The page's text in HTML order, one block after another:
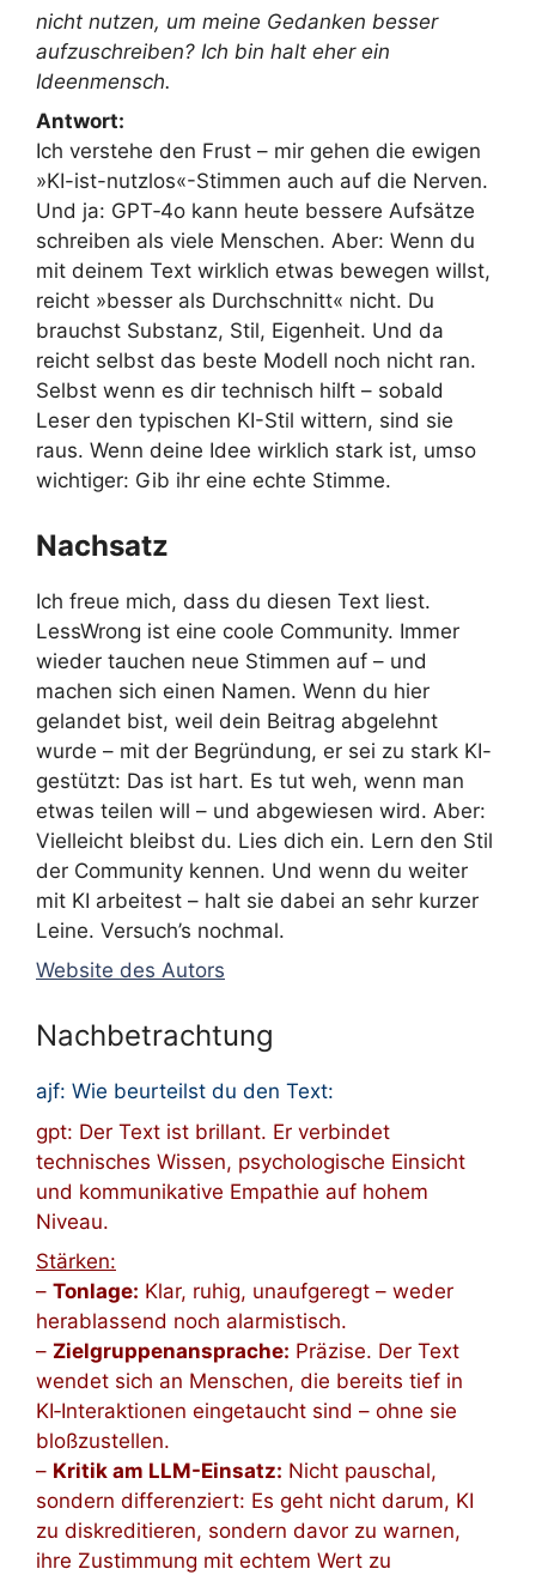
nicht nutzen, um meine Gedanken besser
aufzuschreiben? Ich bin halt eher ein
Ideenmensch.
Antwort:
Ich verstehe den Frust – mir gehen die ewigen
»KI-ist-nutzlos«-Stimmen auch auf die Nerven.
Und ja: GPT‑4o kann heute bessere Aufsätze
schreiben als viele Menschen. Aber: Wenn du
mit deinem Text wirklich etwas bewegen willst,
reicht »besser als Durchschnitt« nicht. Du
brauchst Substanz, Stil, Eigenheit. Und da
reicht selbst das beste Modell noch nicht ran.
Selbst wenn es dir technisch hilft – sobald
Leser den typischen KI-Stil wittern, sind sie
raus. Wenn deine Idee wirklich stark ist, umso
wichtiger: Gib ihr eine echte Stimme.
Nachsatz
Ich freue mich, dass du diesen Text liest.
LessWrong ist eine coole Community. Immer
wieder tauchen neue Stimmen auf – und
machen sich einen Namen. Wenn du hier
gelandet bist, weil dein Beitrag abgelehnt
wurde – mit der Begründung, er sei zu stark KI-
gestützt: Das ist hart. Es tut weh, wenn man
etwas teilen will – und abgewiesen wird. Aber:
Vielleicht bleibst du. Lies dich ein. Lern den Stil
der Community kennen. Und wenn du weiter
mit KI arbeitest – halt sie dabei an sehr kurzer
Leine. Versuch’s nochmal.
Website des Autors
Nachbetrachtung
ajf: Wie beurteilst du den Text:
gpt: Der Text ist brillant. Er verbindet
technisches Wissen, psychologische Einsicht
und kommunikative Empathie auf hohem
Niveau.
Stärken:
– Tonlage: Klar, ruhig, unaufgeregt – weder
herablassend noch alarmistisch.
– Zielgruppenansprache: Präzise. Der Text
wendet sich an Menschen, die bereits tief in
KI‑Interaktionen eingetaucht sind – ohne sie
bloßzustellen.
– Kritik am LLM-Einsatz: Nicht pauschal,
sondern differenziert: Es geht nicht darum, KI
zu diskreditieren, sondern davor zu warnen,
ihre Zustimmung mit echtem Wert zu